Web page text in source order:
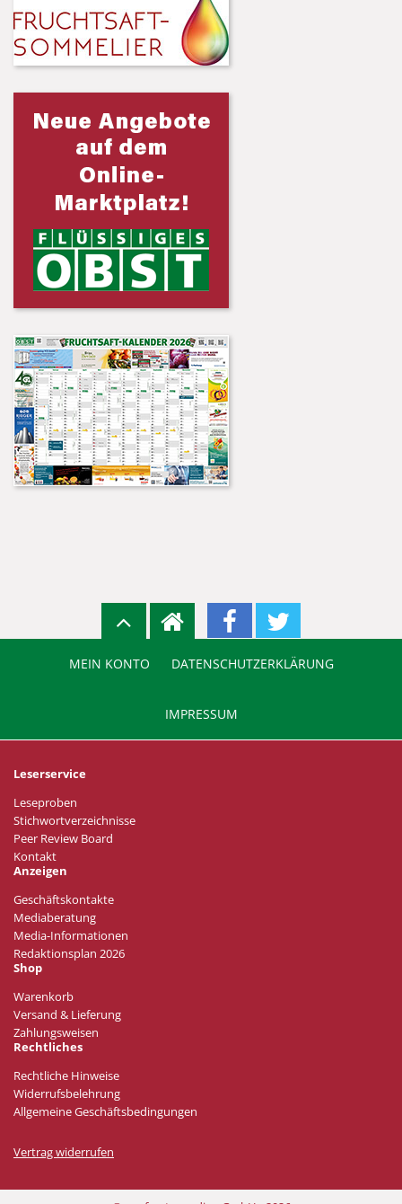
MEIN KONTO DATENSCHUTZERKLÄRUNG
IMPRESSUM
Leserservice
Leseproben
Stichwortverzeichnisse
Peer Review Board
Kontakt
Anzeigen
Geschäftskontakte
Mediaberatung
Media-Informationen
Redaktionsplan 2026
Shop
Warenkorb
Versand & Lieferung
Zahlungsweisen
Rechtliches
Rechtliche Hinweise
Widerrufsbelehrung
Allgemeine Geschäftsbedingungen
Vertrag widerrufen